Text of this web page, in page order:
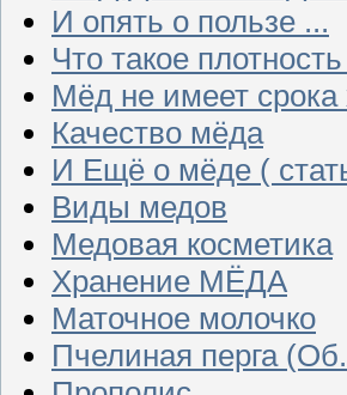
И опять о пользе ...
Что такое
Мёд не имеет срока
Качество мёда
И Ещё о мёде (
Виды медов
Медовая косметика
Хранение МЁДА
Маточное молочко
Пчелиная перга